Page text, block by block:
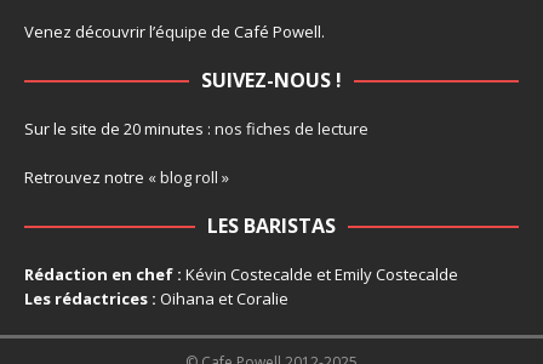
Venez découvrir l’équipe de Café Powell.
SUIVEZ-NOUS !
Sur le site de 20 minutes : nos fiches de lecture
Retrouvez notre « blog roll »
LES BARISTAS
Rédaction en chef : Kévin Costecalde et Emily Costecalde
Les rédactrices : Oihana et Coralie